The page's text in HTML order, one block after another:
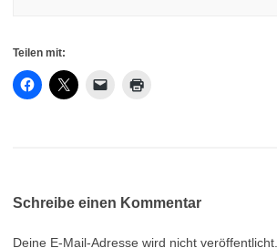
Teilen mit:
Schreibe einen Kommentar
Deine E-Mail-Adresse wird nicht veröffentlicht.